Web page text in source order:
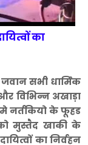
का
सभी धार्मिक
विभिन्न अखाड़ा
मे नर्तकियो के फूहड
मुस्तैद खाकी के
का निर्वहन